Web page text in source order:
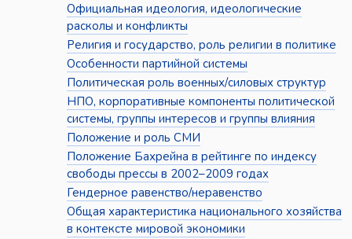
Официальная идеология, идеологические
расколы и конфликты
Религия и государство, роль религии в политике
Особенности партийной системы
Политическая роль военных/силовых структур
НПО, корпоративные компоненты политической
системы, группы интересов и группы влияния
Положение и роль СМИ
Положение Бахрейна в рейтинге по индексу
свободы прессы в 2002–2009 годах
Гендерное равенство/неравенство
Общая характеристика национального хозяйства
в контексте мировой экономики